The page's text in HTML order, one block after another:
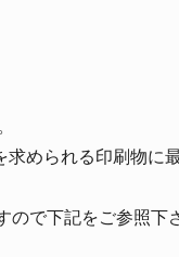
求められる印刷物に
で下記をご参照下